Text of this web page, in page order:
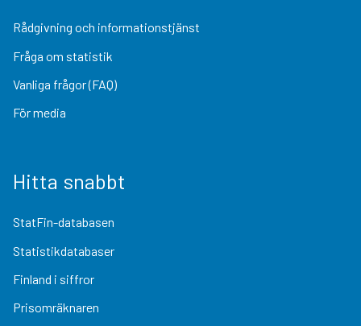
Rådgivning och informationstjänst
Fråga om statistik
Vanliga frågor (FAQ)
För media
Hitta snabbt
StatFin-databasen
Statistikdatabaser
Finland i siffror
Prisomräknaren